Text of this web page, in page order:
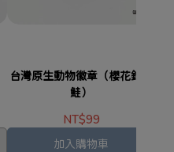
台灣原生動物徽章（櫻花鉤吻
鮭）
NT$99
加入購物車